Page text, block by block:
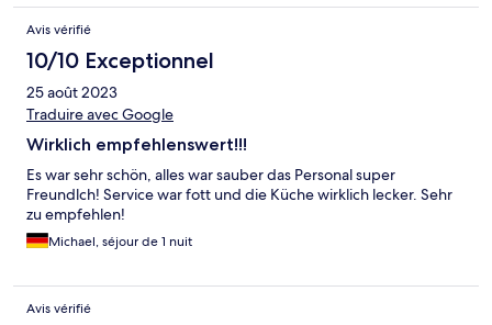
Avis vérifié
10/10 Exceptionnel
25 août 2023
Traduire avec Google
Wirklich empfehlenswert!!!
Es war sehr schön, alles war sauber das Personal super
Freundlch! Service war fott und die Küche wirklich lecker. Sehr
zu empfehlen!
Michael, séjour de 1 nuit
Avis vérifié